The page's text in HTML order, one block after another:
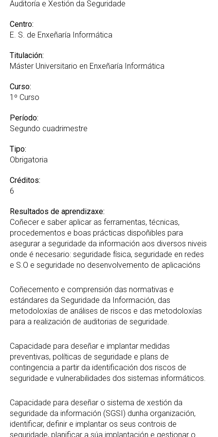
Auditoría e Xestión da Seguridade
Centro:
E. S. de Enxeñaría Informática
Titulación:
Máster Universitario en Enxeñaría Informática
Curso:
1º Curso
Período:
Segundo cuadrimestre
Tipo:
Obrigatoria
Créditos:
6
Resultados de aprendizaxe:
Coñecer e saber aplicar as ferramentas, técnicas,
procedementos e boas prácticas dispoñibles para
asegurar a seguridade da información aos diversos niveis
onde é necesario: seguridade física, seguridade en redes
e S.O e seguridade no desenvolvemento de aplicacións
Coñecemento e comprensión das normativas e
estándares da Seguridade da Información, das
metodoloxías de análises de riscos e das metodoloxías
para a realización de auditorias de seguridade.
Capacidade para deseñar e implantar medidas
preventivas, políticas de seguridade e plans de
contingencia a partir da identificación dos riscos de
seguridade e vulnerabilidades dos sistemas informáticos.
Capacidade para deseñar o sistema de xestión da
seguridade da información (SGSI) dunha organización,
identificar, definir e implantar os seus controis de
seguridade, planificar a súa implantación e gestionar o